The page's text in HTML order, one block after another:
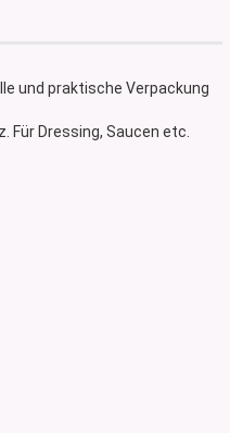
und praktische Verpackung
Für Dressing, Saucen etc.